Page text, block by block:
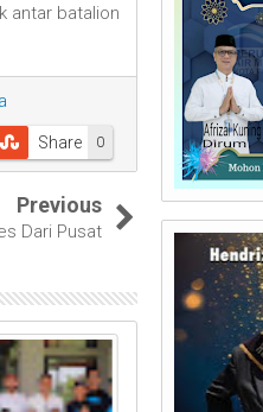
antar batalion
0
Share
Previous
Dari Pusat
18